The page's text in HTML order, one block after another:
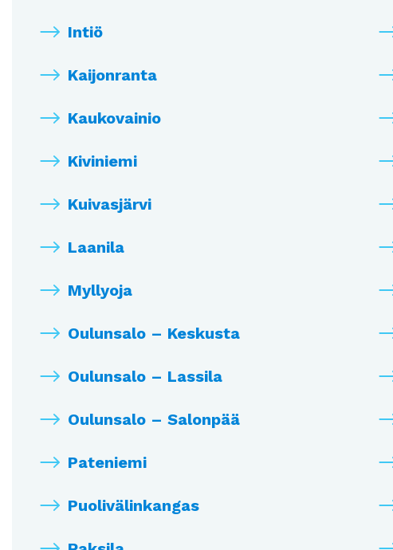
Intiö
Kaijonranta
Kaukovainio
Kiviniemi
Kuivasjärvi
Laanila
Myllyoja
Oulunsalo – Keskusta
Oulunsalo – Lassila
Oulunsalo – Salonpää
Pateniemi
Puolivälinkangas